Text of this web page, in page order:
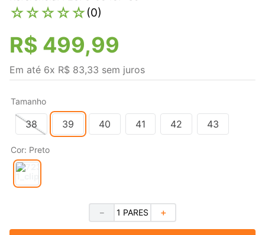
☆☆☆☆☆(0)
R$ 499,99
Em até 6x R$ 83,33 sem juros
Tamanho
38 39 40 41 42 43
Cor: Preto
＋
－